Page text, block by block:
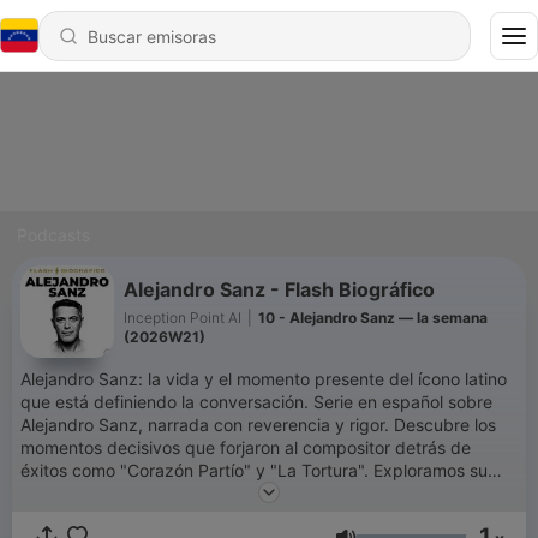
Alejandro Sanz - Flash Biográfico
Inception Point AI
10 - Alejandro Sanz — la semana
(2026W21)
Alejandro Sanz: la vida y el momento presente del ícono latino
que está definiendo la conversación. Serie en español sobre
Alejandro Sanz, narrada con reverencia y rigor. Descubre los
momentos decisivos que forjaron al compositor detrás de
éxitos como "Corazón Partío" y "La Tortura". Exploramos su
infancia, sus primeros pasos musicales, las colaboraciones que